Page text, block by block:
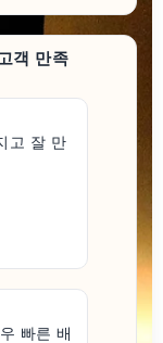
객 만족
고 잘 만
빠른 배